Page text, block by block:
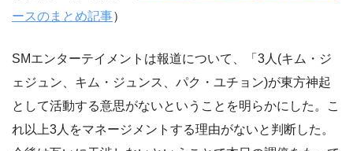
ースのまとめ記事）
SMエンターテイメントは報道について、「3人(キム・ジ
ェジュン、キム・ジュンス、パク・ユチョン)が東方神起
として活動する意思がないということを明らかにした。こ
れ以上3人をマネージメントする理由がないと判断した。